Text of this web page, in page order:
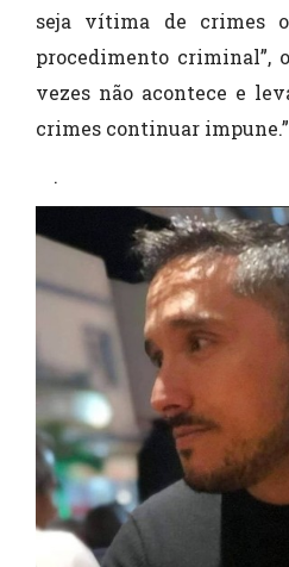
seja vítima de crimes
procedimento criminal”,
vezes não acontece e
crimes continuar impune.”
.